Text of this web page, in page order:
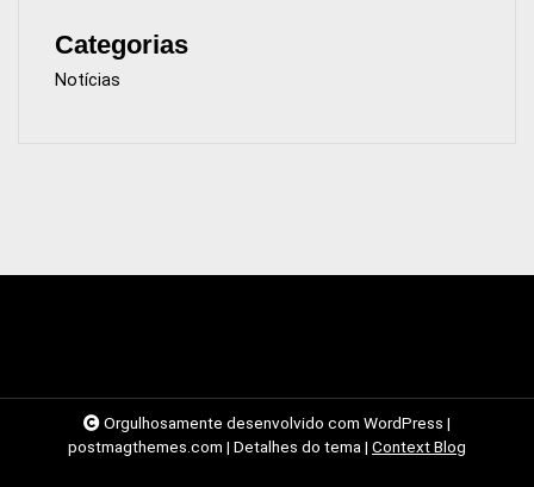
Categorias
Notícias
Orgulhosamente desenvolvido com WordPress |
postmagthemes.com | Detalhes do tema | Context Blog